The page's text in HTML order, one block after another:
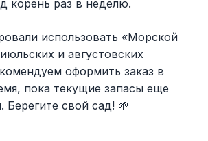
корень раз в неделю.
использовать «Морской
и августовских
оформить заказ в
пока текущие запасы еще
Берегите свой сад! 🌱